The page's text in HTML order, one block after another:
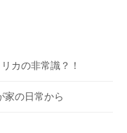
カの非常識？！
家の日常から